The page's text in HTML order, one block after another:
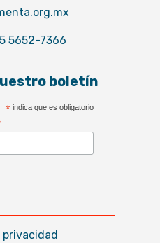
5652-7366
boletín
*indica que es obligatorio